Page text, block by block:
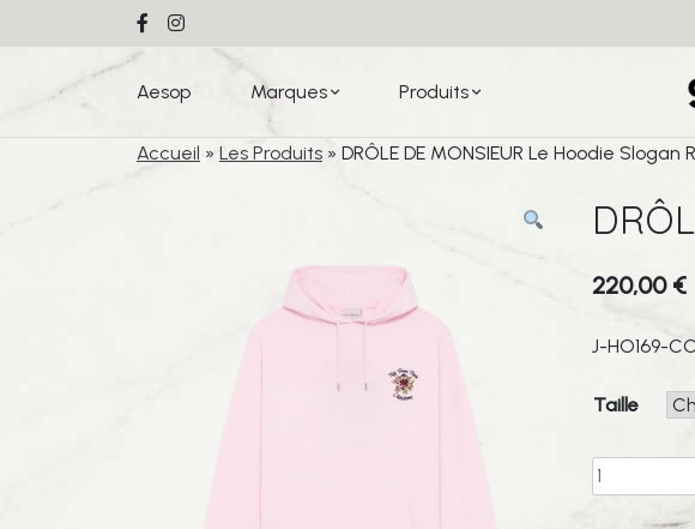
Aesop Marques Produits
Accueil » Les Produits » DRÔLE DE MONSIEUR Le Hoodie Slogan
220,00 €
J-HO169-
Taille
quantité
de